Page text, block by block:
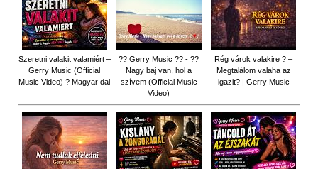
Szeretni valakit valamiért –
Gerry Music (Official
Music Video) ? Magyar dal
?? Gerry Music ?? - ??
Nagy baj van, hol a
szívem (Official Music
Video)
Rég várok valakire ? –
Megtalálom valaha az
igazit? | Gerry Music